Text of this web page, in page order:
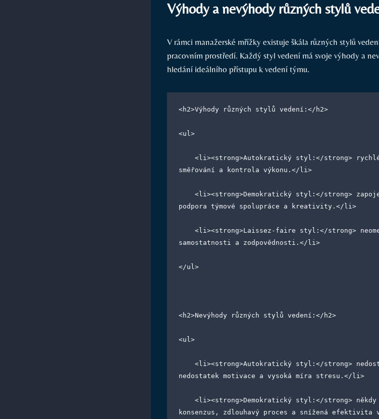
Výhody a nevýhody různých stylů
V rámci manažerské mřížky existuje škála různých stylů
pracovním prostředí. Každý styl vedení má svoje výhody a
hledání ideálního přístupu k vedení týmu.
<h2>Výhody různých stylů vedení:</h2>
<ul>
směřování a kontrola výkonu.</li>
podpora týmové spolupráce a kreativity.</li>
samostatnosti a zodpovědnosti.</li>
</ul>
<h2>Nevýhody různých stylů vedení:</h2>
<ul>
nedostatek motivace a vysoká míra stresu.</li>
konsenzus, zdlouhavý proces a snížená